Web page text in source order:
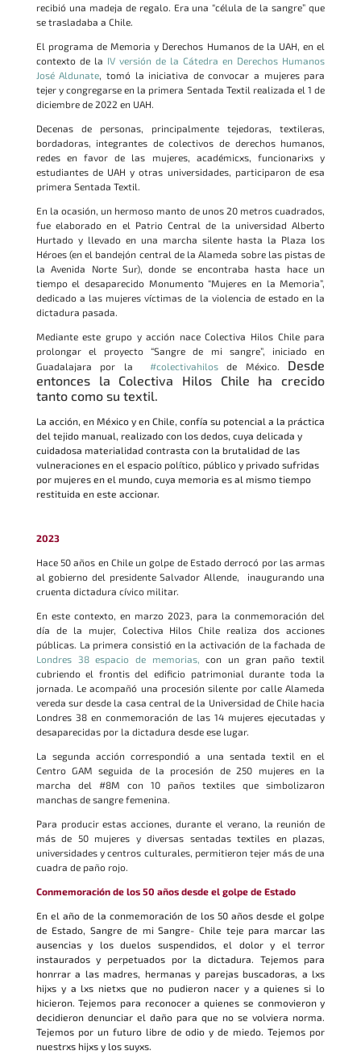
recibió una madeja de regalo. Era una “célula de la sangre” que
se trasladaba a Chile.
El programa de Memoria y Derechos Humanos de la UAH, en el
contexto de la IV versión de la Cátedra en Derechos Humanos
José Aldunate, tomó la iniciativa de convocar a mujeres para
tejer y congregarse en la primera Sentada Textil realizada el 1 de
diciembre de 2022 en UAH.
Decenas de personas, principalmente tejedoras, textileras,
bordadoras, integrantes de colectivos de derechos humanos,
redes en favor de las mujeres, académicxs, funcionarixs y
estudiantes de UAH y otras universidades, participaron de esa
primera Sentada Textil.
En la ocasión, un hermoso manto de unos 20 metros cuadrados,
fue elaborado en el Patrio Central de la universidad Alberto
Hurtado y llevado en una marcha silente hasta la Plaza los
Héroes (en el bandejón central de la Alameda sobre las pistas de
la Avenida Norte Sur), donde se encontraba hasta hace un
tiempo el desaparecido Monumento “Mujeres en la Memoria”,
dedicado a las mujeres víctimas de la violencia de estado en la
dictadura pasada.
Mediante este grupo y acción nace Colectiva Hilos Chile para
prolongar el proyecto “Sangre de mi sangre”, iniciado en
Guadalajara por la
#colectivahilosde México. Desde
entonces la Colectiva Hilos Chile ha crecido
tanto como su textil.
La acción, en México y en Chile, confía su potencial a la práctica
del tejido manual, realizado con los dedos, cuya delicada y
cuidadosa materialidad contrasta con la brutalidad de las
vulneraciones en el espacio político, público y privado sufridas
por mujeres en el mundo, cuya memoria es al mismo tiempo
restituida en este accionar.
2023
Hace 50 años en Chile un golpe de Estado derrocó por las armas
al gobierno del presidente Salvador Allende, inaugurando una
cruenta dictadura cívico militar.
En este contexto, en marzo 2023, para la conmemoración del
día de la mujer, Colectiva Hilos Chile realiza dos acciones
públicas. La primera consistió en la activación de la fachada de
Londres 38 espacio de memorias, con un gran paño textil
cubriendo el frontis del edificio patrimonial durante toda la
jornada. Le acompañó una procesión silente por calle Alameda
vereda sur desde la casa central de la Universidad de Chile hacia
Londres 38 en conmemoración de las 14 mujeres ejecutadas y
desaparecidas por la dictadura desde ese lugar.
La segunda acción correspondió a una sentada textil en el
Centro GAM seguida de la procesión de 250 mujeres en la
marcha del #8M con 10 paños textiles que simbolizaron
manchas de sangre femenina.
Para producir estas acciones, durante el verano, la reunión de
más de 50 mujeres y diversas sentadas textiles en plazas,
universidades y centros culturales, permitieron tejer más de una
cuadra de paño rojo.
Conmemoración de los 50 años desde el golpe de Estado
En el año de la conmemoración de los 50 años desde el golpe
de Estado, Sangre de mi Sangre- Chile teje para marcar las
ausencias y los duelos suspendidos, el dolor y el terror
instaurados y perpetuados por la dictadura. Tejemos para
honrrar a las madres, hermanas y parejas buscadoras, a lxs
hijxs y a lxs nietxs que no pudieron nacer y a quienes si lo
hicieron. Tejemos para reconocer a quienes se conmovieron y
decidieron denunciar el daño para que no se volviera norma.
Tejemos por un futuro libre de odio y de miedo. Tejemos por
nuestrxs hijxs y los suyxs.